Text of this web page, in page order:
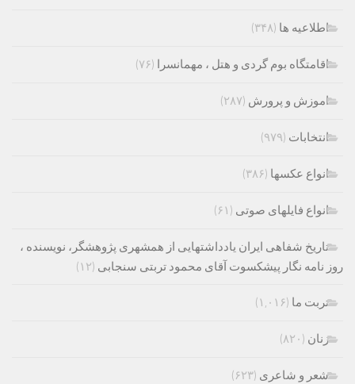
اطلاعیه ها (۳۴۸)
اقامتگاه بوم گردی و هتل ، مهمانسرا (۷۶)
اموزش و پرورش (۲۸۷)
انتخابات (۹۷۹)
انواع عکسها (۳۸۶)
انواع فایلهای صوتی (۶۱)
تاریخ شفاهی ایران یادداشتهایی از همشهری پژوهشگر، نویسنده ،
روز نامه نگار پیشکسوت آقای محمود تربتی سنجابی (۱۲)
تربت ما (۱,۰۱۶)
زنان (۸۲۰)
شعر و شاعری (۶۲۳)